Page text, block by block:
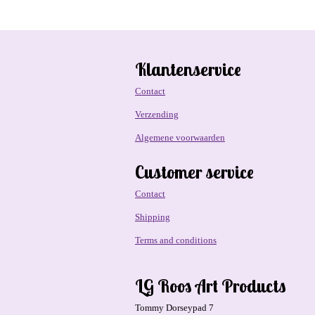
Klantenservice
Contact
Verzending
Algemene voorwaarden
Customer service
Contact
Shipping
Terms and conditions
LG Roos Art Products
Tommy Dorseypad 7